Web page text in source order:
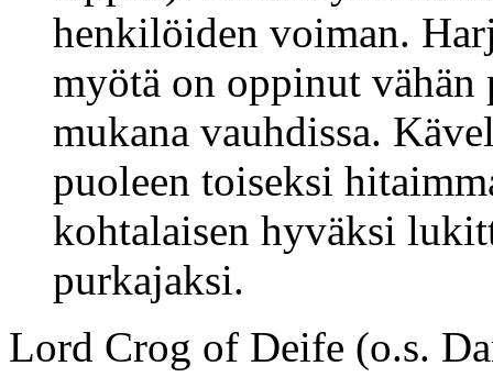
henkilöiden voiman.
myötä on oppinut vähän
mukana vauhdissa.
puoleen toiseksi
kohtalaisen hyväksi
purkajaksi.
Lord Crog of Deife (o.s.